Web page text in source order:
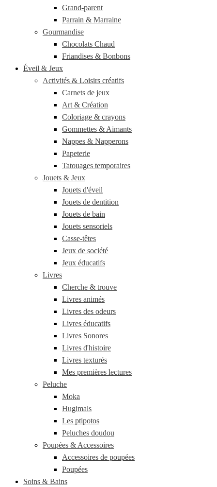
Grand-parent
Parrain & Marraine
Gourmandise
Chocolats Chaud
Friandises & Bonbons
Éveil & Jeux
Activités & Loisirs créatifs
Carnets de jeux
Art & Création
Coloriage & crayons
Gommettes & Aimants
Nappes & Napperons
Papeterie
Tatouages temporaires
Jouets & Jeux
Jouets d'éveil
Jouets de dentition
Jouets de bain
Jouets sensoriels
Casse-têtes
Jeux de société
Jeux éducatifs
Livres
Cherche & trouve
Livres animés
Livres des odeurs
Livres éducatifs
Livres Sonores
Livres d'histoire
Livres texturés
Mes premières lectures
Peluche
Moka
Hugimals
Les ptipotos
Peluches doudou
Poupées & Accessoires
Accessoires de poupées
Poupées
Soins & Bains